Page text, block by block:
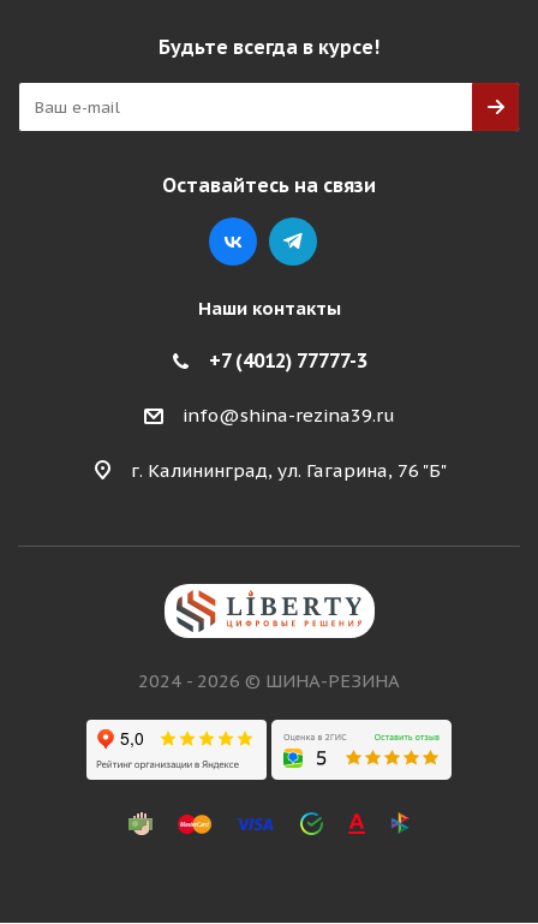
Будьте всегда в курсе!
Оставайтесь на связи
Наши контакты
+7 (4012) 77777-3
info@shina-rezina39.ru
г. Калининград, ул. Гагарина, 76 "Б"
2024 - 2026 © ШИНА-РЕЗИНА